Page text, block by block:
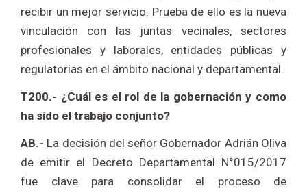
recibir un mejor servicio. Prueba de ello es la nueva
vinculación con las juntas vecinales, sectores
profesionales y laborales, entidades públicas y
regulatorias en el ámbito nacional y departamental.
T200.- ¿Cuál es el rol de la gobernación y como
ha sido el trabajo conjunto?
AB.- La decisión del señor Gobernador Adrián Oliva
de emitir el Decreto Departamental N°015/2017
fue clave para consolidar el proceso de